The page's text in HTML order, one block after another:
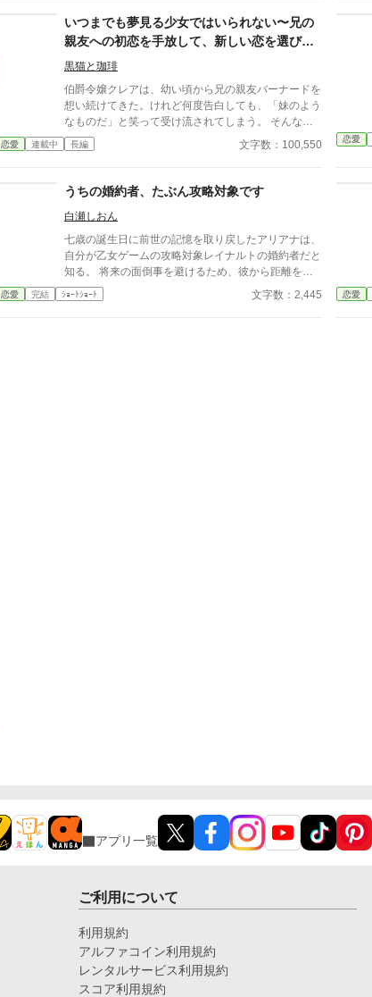
い」 いや全然よくないです！！むしろ悪化してま
す！！ 無表情公爵様 × 心の声だだ漏れ令嬢 甘くて騒
がしい新婚生活、開幕。
いつまでも夢見る少女ではいられない〜兄の
親友への初恋を手放して、新しい恋を選びま
す〜
黒猫と珈琲
伯爵令嬢クレアは、幼い頃から兄の親友バーナードを
想い続けてきた。けれど何度告白しても、「妹のよう
なものだ」と笑って受け流されてしまう。 そんな
夏、王都から訪れた侯爵令息フランシスは、クレアを
一人の女性として見つめ、趣味で描いていた図案の才
くれる人。 初めて、少女ではなく一人の女性として
見てくれる人。 長い初恋を手放し、新しい恋と未来
を選ぶまでの、ひと夏の成長物語。 ※全15話・予約
投稿済み。毎日2話更新です。
恋愛 連載中 長編 文字数：100,550 恋愛
うちの婚約者、たぶん攻略対象です
白瀬しおん
七歳の誕生日に前世の記憶を取り戻したアリアナは、
自分が乙女ゲームの攻略対象レイナルトの婚約者だと
知る。 将来の面倒事を避けるため、彼から距離を置
こうと決意するアリアナ。しかし、中庭でも図書館で
も購買でも、なぜか行く先々でレイナルトと遭遇して
恋愛 完結 ｼｮｰﾄｼｮｰﾄ 文字数：2,445 恋愛
アプリ一覧
ご利用について
利用規約
アルファコイン利用規約
レンタルサービス利用規約
スコア利用規約